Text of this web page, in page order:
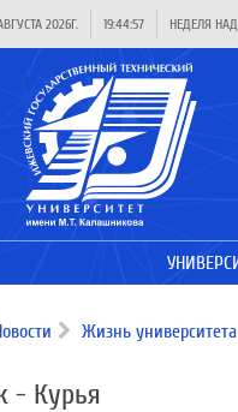
2026Г. 19:44:57 НЕДЕЛЯ
Жизнь университета
- Курья